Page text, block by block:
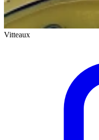
Vitteaux